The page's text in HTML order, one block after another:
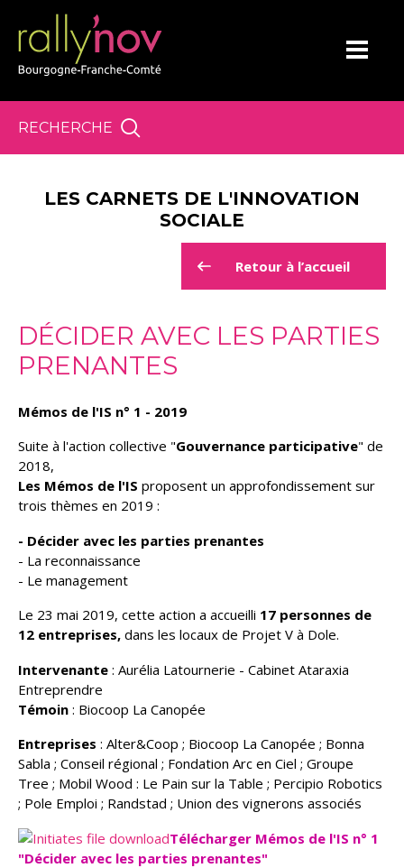
RECHERCHE
LES CARNETS DE L'INNOVATION
SOCIALE
Retour à l’accueil
DÉCIDER AVEC LES PARTIES
PRENANTES
Mémos de l'IS n° 1 - 2019
Suite à l'action collective "Gouvernance participative" de
2018,
Les Mémos de l'IS proposent un approfondissement sur
trois thèmes en 2019 :
- Décider avec les parties prenantes
- La reconnaissance
- Le management
Le 23 mai 2019, cette action a accueilli 17 personnes de
12 entreprises, dans les locaux de Projet V à Dole.
Intervenante : Aurélia Latournerie - Cabinet Ataraxia
Entreprendre
Témoin : Biocoop La Canopée
Entreprises : Alter&Coop ; Biocoop La Canopée ; Bonna
Sabla ; Conseil régional ; Fondation Arc en Ciel ; Groupe
Tree ; Mobil Wood : Le Pain sur la Table ; Percipio Robotics
; Pole Emploi ; Randstad ; Union des vignerons associés
Télécharger Mémos de l'IS n° 1
"Décider avec les parties prenantes"